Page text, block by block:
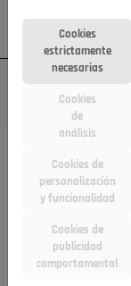
Su cuenta
NOVIEMBRE 2014
Gran
Cookies
estrictamente
necesarias
Cookies
de
análisis
Cookies de
personalización
y funcionalidad
Cookies de
publicidad
comportamental